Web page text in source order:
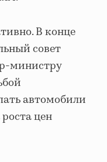
В конце
совет
министру
автомобили
цен